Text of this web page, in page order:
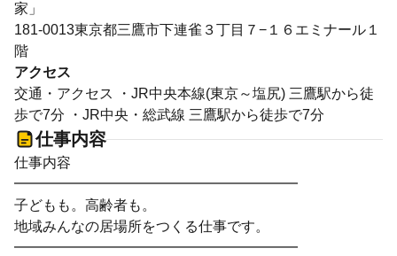
家」
181-0013東京都三鷹市下連雀３丁目７−１６エミナール１
階
アクセス
交通・アクセス ・JR中央本線(東京～塩尻) 三鷹駅から徒
歩で7分 ・JR中央・総武線 三鷹駅から徒歩で7分
仕事内容
仕事内容
━━━━━━━━━━━━━━━━━━━━
子どもも。高齢者も。
地域みんなの居場所をつくる仕事です。
━━━━━━━━━━━━━━━━━━━━